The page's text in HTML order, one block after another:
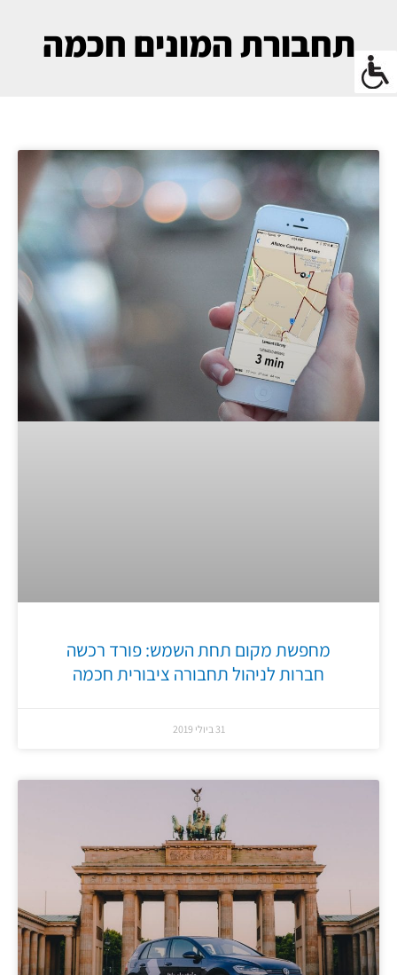
תחבורת המונים חכמה
מחפשת מקום תחת השמש: פורד רכשה
חברות לניהול תחבורה ציבורית חכמה
31 ביולי 2019